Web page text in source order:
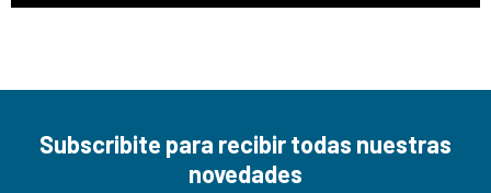
Subscribite para recibir todas nuestras
novedades